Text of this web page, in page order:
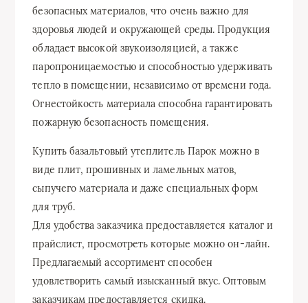
безопасных материалов, что очень важно для
здоровья людей и окружающей среды. Продукция
обладает высокой звукоизоляцией, а также
паропроницаемостью и способностью удерживать
тепло в помещении, независимо от времени года.
Огнестойкость материала способна гарантировать
пожарную безопасность помещения.
Купить базальтовый утеплитель Парок можно в
виде плит, прошивных и ламельных матов,
сыпучего материала и даже специальных форм
для труб.
Для удобства заказчика предоставляется каталог и
прайслист, просмотреть которые можно он-лайн.
Предлагаемый ассортимент способен
удовлетворить самый изысканный вкус. Оптовым
заказчикам предоставляется скидка.